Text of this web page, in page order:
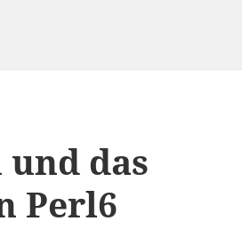
das
Perl6